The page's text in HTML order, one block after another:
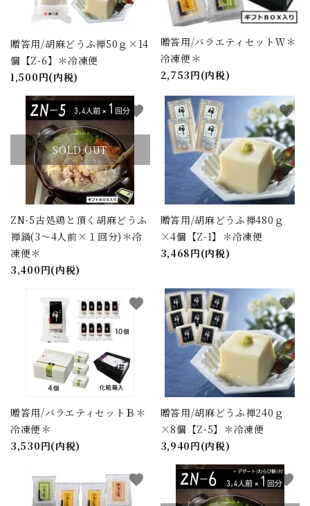
贈答用/胡麻どうふ禅50ｇ×14
個【Z-6】＊冷凍便
1,500円(内税)
贈答用/バラエティセットＷ＊
冷凍便＊
2,753円(内税)
SOLD OUT
ZN-5古処鶏と頂く胡麻どうふ
禅鍋(3～4人前×１回分)＊冷
凍便＊
3,400円(内税)
favorite
贈答用/胡麻どうふ禅480ｇ
×4個【Z-1】＊冷凍便
3,468円(内税)
favorite
贈答用/バラエティセットＢ＊
冷凍便＊
3,530円(内税)
favorite
贈答用/胡麻どうふ禅240ｇ
×8個【Z-5】＊冷凍便
3,940円(内税)
favorite
favorite favorite
キーワード
カテゴリー
検索する